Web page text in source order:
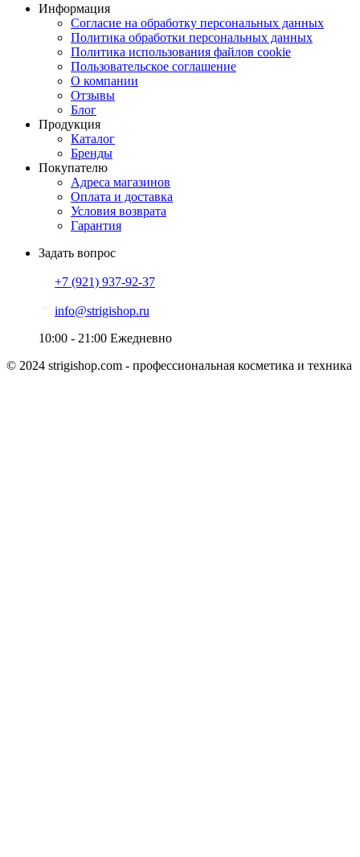
Информация
Согласие на обработку персональных данных
Политика обработки персональных данных
Политика использования файлов cookie
Пользовательское соглашение
О компании
Отзывы
Блог
Продукция
Каталог
Бренды
Покупателю
Адреса магазинов
Оплата и доставка
Условия возврата
Гарантия
Задать вопрос
+7 (921) 937-92-37
info@strigishop.ru
10:00 - 21:00 Ежедневно
© 2024 strigishop.com - профессиональная косметика и техника